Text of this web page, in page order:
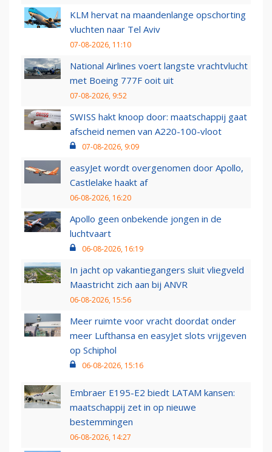
KLM hervat na maandenlange opschorting
vluchten naar Tel Aviv
07-08-2026, 11:10
National Airlines voert langste vrachtvlucht
met Boeing 777F ooit uit
07-08-2026, 9:52
SWISS hakt knoop door: maatschappij gaat
afscheid nemen van A220-100-vloot
07-08-2026, 9:09
easyJet wordt overgenomen door Apollo,
Castlelake haakt af
06-08-2026, 16:20
Apollo geen onbekende jongen in de
luchtvaart
06-08-2026, 16:19
In jacht op vakantiegangers sluit vliegveld
Maastricht zich aan bij ANVR
06-08-2026, 15:56
Meer ruimte voor vracht doordat onder
meer Lufthansa en easyJet slots vrijgeven
op Schiphol
06-08-2026, 15:16
Embraer E195-E2 biedt LATAM kansen:
maatschappij zet in op nieuwe
bestemmingen
06-08-2026, 14:27